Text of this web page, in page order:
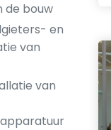
de bouw
en
van
van